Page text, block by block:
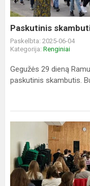
Paskutinis
Paskelbta: 2025-06-04
Kategorija: Renginiai
Gegužės 29 dieną
paskutinis skambutis.
Susitikimas
renginių
ir
TV